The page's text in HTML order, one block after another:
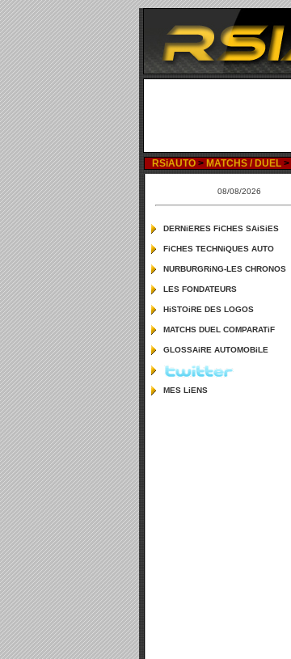
RSiAUTO > MATCHS / DUEL >
08/08/2026
DERNiERES FiCHES SAiSiES
FiCHES TECHNiQUES AUTO
NURBURGRiNG-LES CHRONOS
LES FONDATEURS
HiSTOiRE DES LOGOS
MATCHS DUEL COMPARATiF
GLOSSAiRE AUTOMOBiLE
MES LiENS